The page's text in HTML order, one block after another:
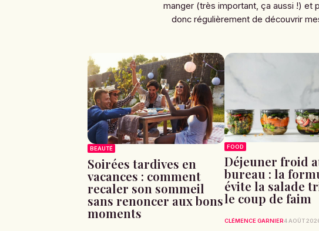
manger (très important, ça aussi !) et
donc régulièrement de découvrir
BEAUTÉ
Soirées tardives en
vacances : comment
recaler son sommeil
sans renoncer aux bons
moments
FOOD
Déjeuner froid
bureau : la
évite la salade
le coup de faim
CLÉMENCE GARNIER4 AOÛT